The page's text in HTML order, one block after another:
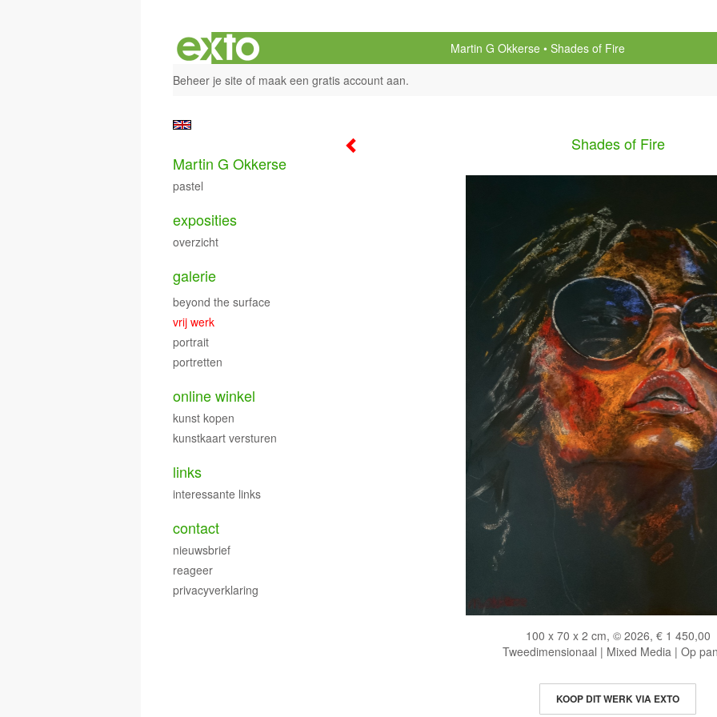
Martin G Okkerse
Shades of Fire
Beheer je site of maak een gratis account aan.
Shades of Fire
100 x 70 x 2 cm, © 2026, € 1 450,00
Tweedimensionaal | Mixed Media | Op
KOOP DIT WERK VIA EXTO
Martin G Okkerse
pastel
exposities
overzicht
galerie
beyond the surface
vrij werk
portrait
portretten
online winkel
kunst kopen
kunstkaart versturen
links
interessante links
contact
nieuwsbrief
reageer
privacyverklaring